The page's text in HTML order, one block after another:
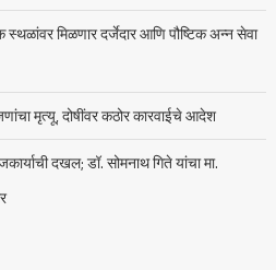
स्थळांवर मिळणार दर्जेदार आणि पौष्टिक अन्न सेवा
मृत्यू, दोषींवर कठोर कारवाईचे आदेश
दखल; डॉ. सोमनाथ गिते यांचा मा.